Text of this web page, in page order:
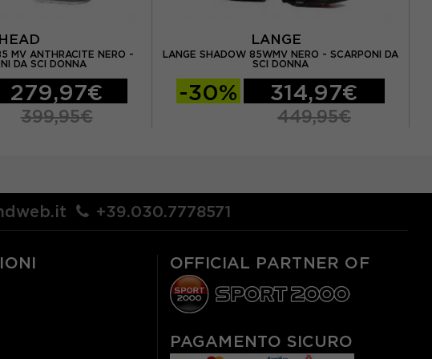
HEAD
MV ANTHRACITE NERO -
DA SCI DONNA
279,97€
399,95€
LANGE
LANGE SHADOW 85WMV NERO - SCARPONI DA
SCI DONNA
-30% 314,97€
449,95€
+39.030.7778571
OFFICIAL PARTNER OF
PAGAMENTO SICURO